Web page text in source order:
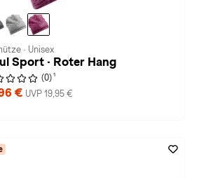
· Unisex
Sport · Roter Hang
(0) 1
€ UVP 19,95 €